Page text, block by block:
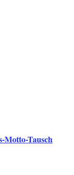
Motto-Tausch